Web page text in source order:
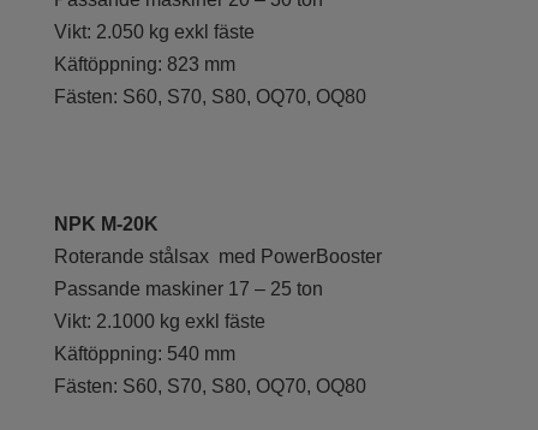
Vikt: 2.050 kg exkl fäste
Käftöppning: 823 mm
Fästen: S60, S70, S80, OQ70, OQ80
NPK M-20K
Roterande stålsax med PowerBooster
Passande maskiner 17 – 25 ton
Vikt: 2.1000 kg exkl fäste
Käftöppning: 540 mm
Fästen: S60, S70, S80, OQ70, OQ80